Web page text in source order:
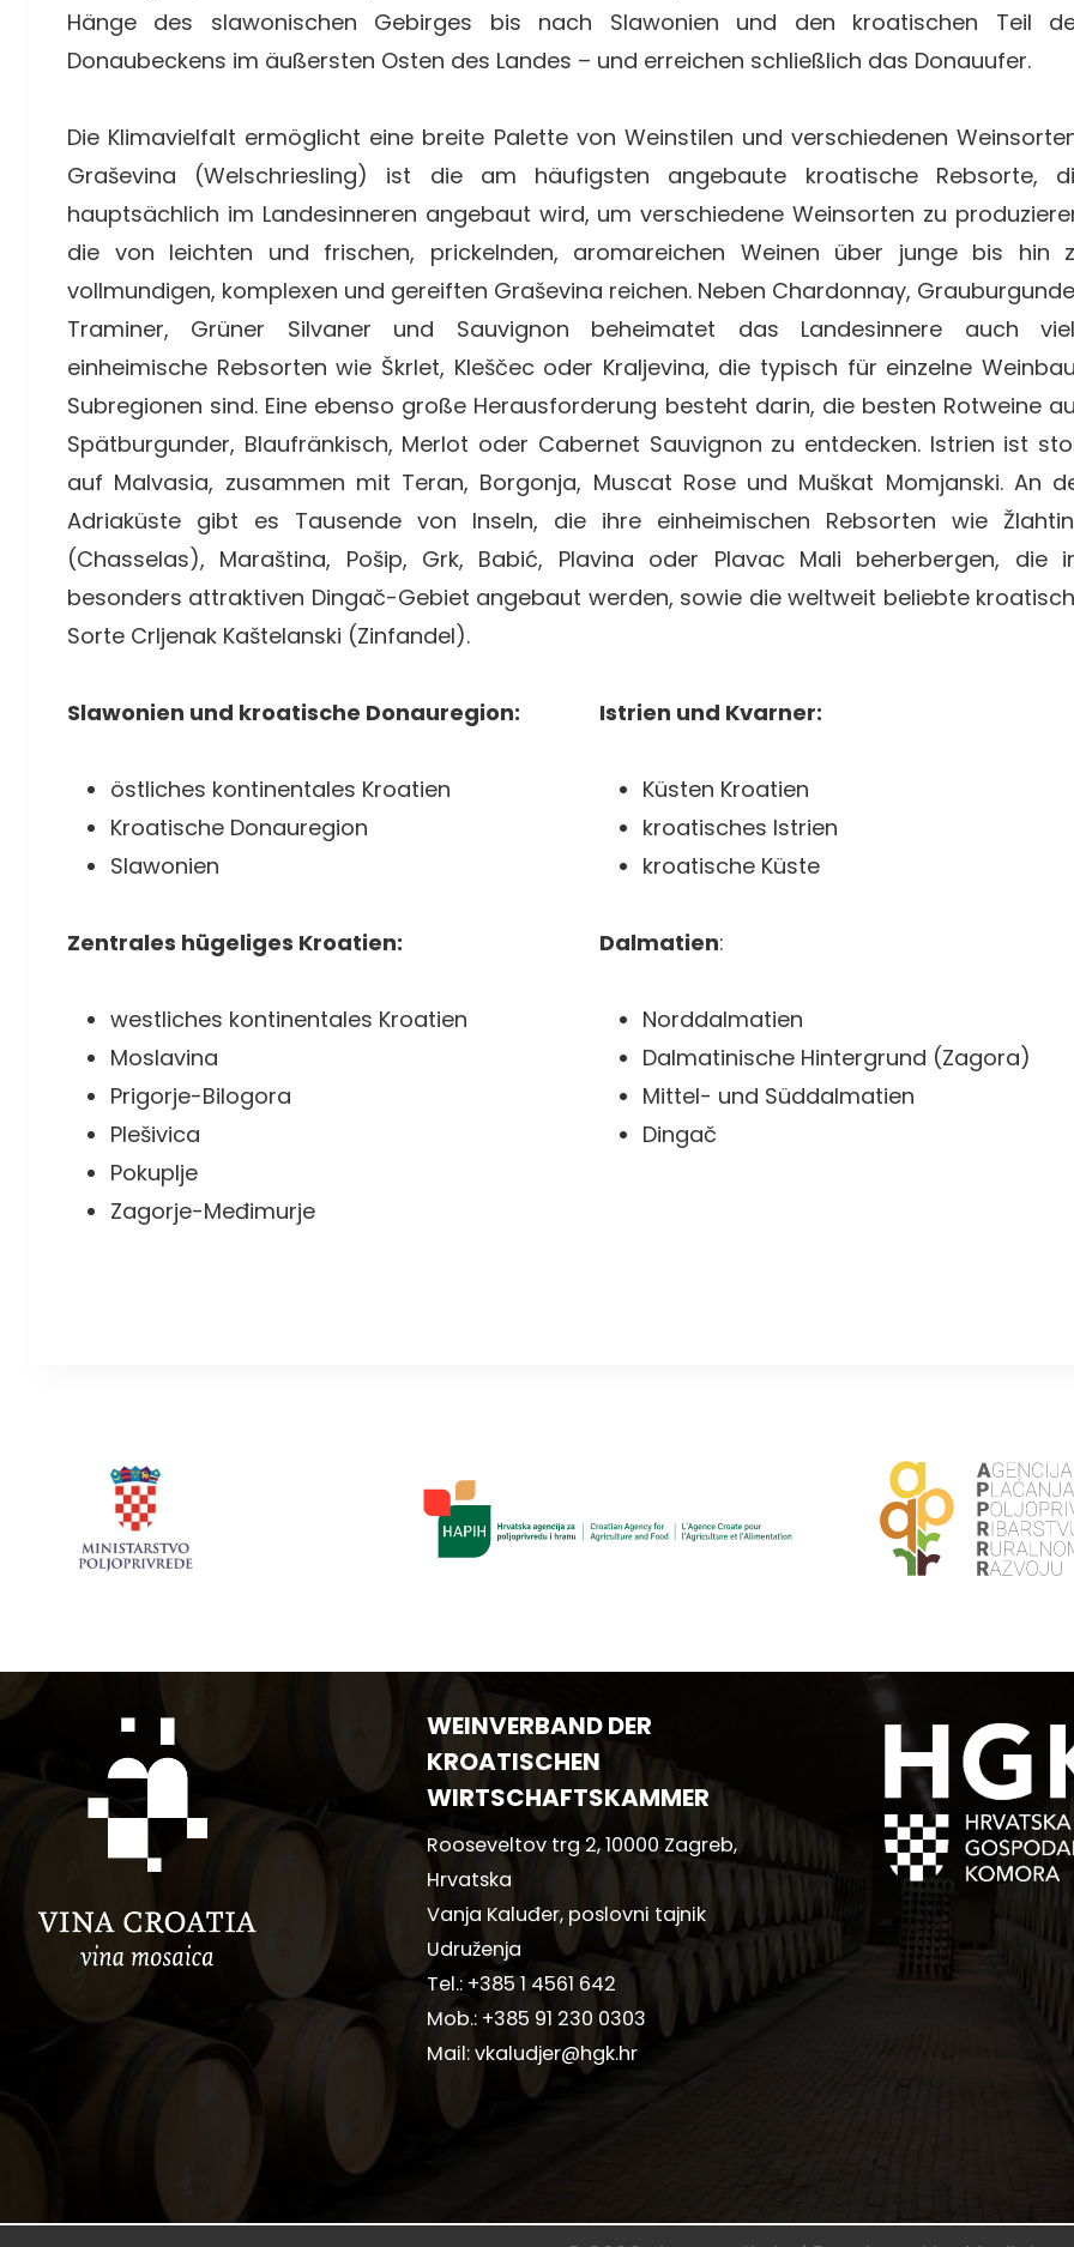
Hänge des slawonischen Gebirges bis nach Slawonien und den kroatischen Teil
Donaubeckens im äußersten Osten des Landes – und erreichen schließlich das Donauufer.
Die Klimavielfalt ermöglicht eine breite Palette von Weinstilen und verschiedenen
Graševina (Welschriesling) ist die am häufigsten angebaute kroatische Rebsorte,
hauptsächlich im Landesinneren angebaut wird, um verschiedene Weinsorten zu
die von leichten und frischen, prickelnden, aromareichen Weinen über junge bis hin
vollmundigen, komplexen und gereiften Graševina reichen. Neben Chardonnay,
Traminer, Grüner Silvaner und Sauvignon beheimatet das Landesinnere auch
einheimische Rebsorten wie Škrlet, Kleščec oder Kraljevina, die typisch für einzelne
Subregionen sind. Eine ebenso große Herausforderung besteht darin, die besten Rotweine
Spätburgunder, Blaufränkisch, Merlot oder Cabernet Sauvignon zu entdecken. Istrien ist
auf Malvasia, zusammen mit Teran, Borgonja, Muscat Rose und Muškat Momjanski. An
Adriaküste gibt es Tausende von Inseln, die ihre einheimischen Rebsorten wie
(Chasselas), Maraština, Pošip, Grk, Babić, Plavina oder Plavac Mali beherbergen, die
besonders attraktiven Dingač-Gebiet angebaut werden, sowie die weltweit beliebte
Sorte Crljenak Kaštelanski (Zinfandel).
Slawonien und kroatische Donauregion:
östliches kontinentales Kroatien
Kroatische Donauregion
Slawonien
Istrien und Kvarner:
Küsten Kroatien
kroatisches Istrien
kroatische Küste
Zentrales hügeliges Kroatien:
westliches kontinentales Kroatien
Moslavina
Prigorje-Bilogora
Plešivica
Pokuplje
Zagorje-Međimurje
Dalmatien:
Norddalmatien
Dalmatinische Hintergrund (Zagora)
Mittel- und Süddalmatien
Dingač
WEINVERBAND DER
KROATISCHEN
WIRTSCHAFTSKAMMER
Rooseveltov trg 2, 10000 Zagreb,
Hrvatska
Vanja Kaluđer, poslovni tajnik
Udruženja
Tel.: +385 1 4561 642
Mob.: +385 91 230 0303
Mail:vkaludjer@hgk.hr